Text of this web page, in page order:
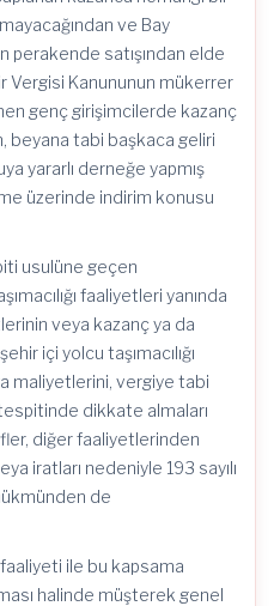
ve Bay
perakende satışından elde
Vergisi Kanununun mükerrer
genç girişimcilerde kazanç
beyana tabi başkaca geliri
yararlı derneğe yapmış
üzerinde indirim konusu
usulüne geçen
faaliyetleri yanında
veya kazanç ya da
içi yolcu taşımacılığı
maliyetlerini, vergiye tabi
dikkate almaları
diğer faaliyetlerinden
iratları nedeniyle 193 sayılı
de
faaliyeti ile bu kapsama
halinde müşterek genel